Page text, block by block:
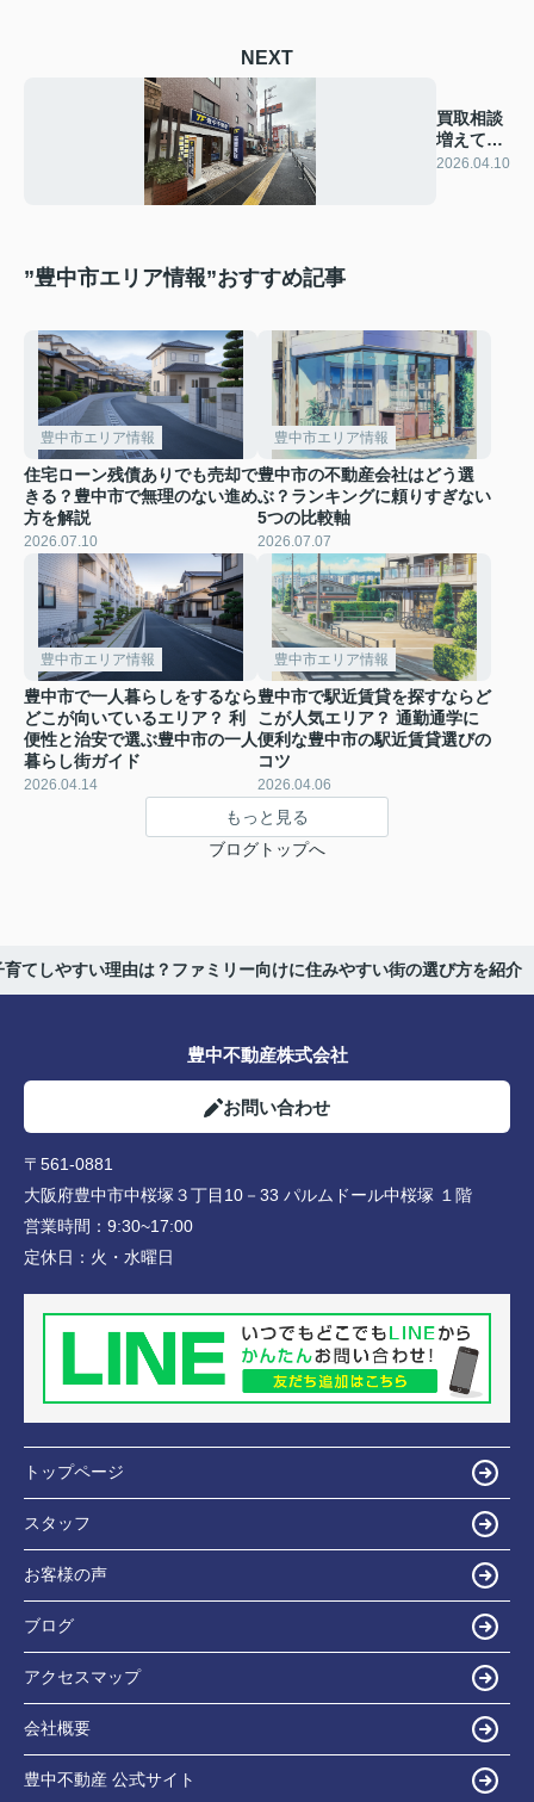
NEXT
買取相談
増えてま
す！
2026.04.10
”豊中市エリア情報”おすすめ記事
豊中市エリア情報
住宅ローン残債ありでも売却で
きる？豊中市で無理のない進め
方を解説
2026.07.10
豊中市エリア情報
豊中市の不動産会社はどう選
ぶ？ランキングに頼りすぎない
5つの比較軸
2026.07.07
豊中市エリア情報
豊中市で一人暮らしをするなら
どこが向いているエリア？ 利
便性と治安で選ぶ豊中市の一人
暮らし街ガイド
2026.04.14
豊中市エリア情報
豊中市で駅近賃貸を探すならど
こが人気エリア？ 通勤通学に
便利な豊中市の駅近賃貸選びの
コツ
2026.04.06
もっと見る
ブログトップへ
育てしやすい理由は？ファミリー向けに住みやすい街の選び方を紹介
豊中不動産株式会社
お問い合わせ
〒561-0881
大阪府豊中市中桜塚３丁目10－33 パルムドール中桜塚 １階
営業時間： 9:30~17:00
定休日： 火・水曜日
トップページ
スタッフ
お客様の声
ブログ
アクセスマップ
会社概要
豊中不動産 公式サイト